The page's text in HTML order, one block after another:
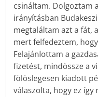
csináltam. Dolgoztam
irányításban
megtaláltam azt a fát,
mert felfedeztem,
Felajánlottam a
fizetést, mindössze a
fölöslegesen kiadott
válaszolta, hogy ez